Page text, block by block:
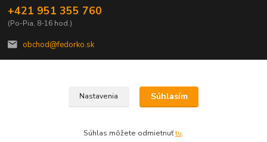
+421 951 355 760
(Po-Pia, 8-16 hod.)
obchod@fedorko.sk
© Copyright FEDORKO s.r.o. 1990
Nastavenia Súhlasím
Súhlas môžete odmietnuťtu.